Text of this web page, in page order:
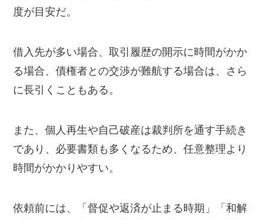
度が目安だ。
借入先が多い場合、取引履歴の開示に時間がかか
る場合、債権者との交渉が難航する場合は、さら
に長引くこともある。
また、個人再生や自己破産は裁判所を通す手続き
であり、必要書類も多くなるため、任意整理より
時間がかかりやすい。
依頼前には、「督促や返済が止まる時期」「和解